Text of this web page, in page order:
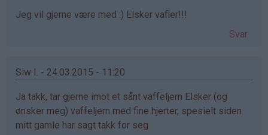
Jeg vil gjerne være med :) Elsker vafler!!!
Svar
Siw I. - 24.03.2015 - 11:20
Ja takk, tar gjerne imot et sånt vaffeljern Elsker (og
ønsker meg) vaffeljern med fine hjerter, spesielt siden
mitt gamle har sagt takk for seg